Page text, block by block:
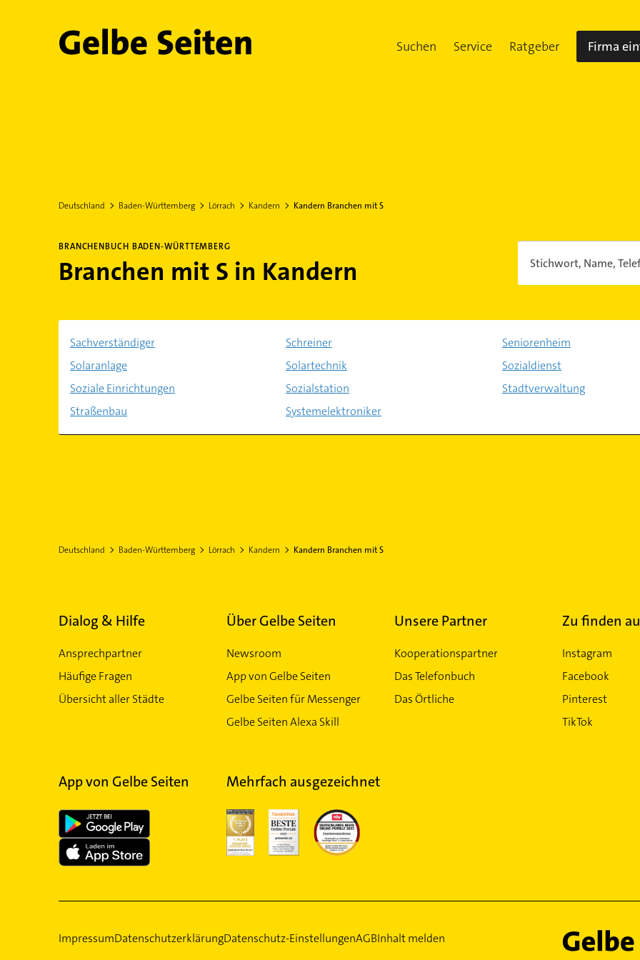
Gelbe Seiten Suchen Service Ratgeber Firma
Deutschland Baden-Württemberg Lörrach Kandern Kandern Branchen mit S
BRANCHENBUCH BADEN-WÜRTTEMBERG
Branchen mit S in Kandern Stichwort, Name,
Sachverständiger Schreiner
Seniorenheim
Solaranlage
Solartechnik
Sozialdienst
Soziale Einrichtungen
Sozialstation
Stadtverwaltung
Straßenbau
Systemelektroniker
Deutschland Baden-Württemberg Lörrach Kandern Kandern Branchen mit S
Dialog & Hilfe
Ansprechpartner
Häufige Fragen
Übersicht aller Städte
Über Gelbe Seiten
Newsroom
App von Gelbe Seiten
Gelbe Seiten für Messenger
Gelbe Seiten Alexa Skill
Unsere Partner
Kooperationspartner
Das Telefonbuch
Das Örtliche
Zu finden
Instagram
Facebook
Pinterest
TikTok
App von Gelbe Seiten Mehrfach ausgezeichnet
ImpressumDatenschutzerklärungDatenschutz-EinstellungenAGBInhalt melden